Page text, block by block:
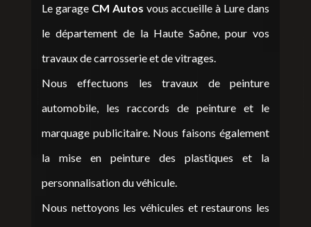
Le garage CM Autos vous accueille à Lure dans
le département de la Haute Saône, pour vos
travaux de carrosserie et de vitrages.
Nous effectuons les travaux de peinture
automobile, les raccords de peinture et le
marquage publicitaire. Nous faisons également
la mise en peinture des plastiques et la
personnalisation du véhicule.
Nous nettoyons les véhicules et restaurons les